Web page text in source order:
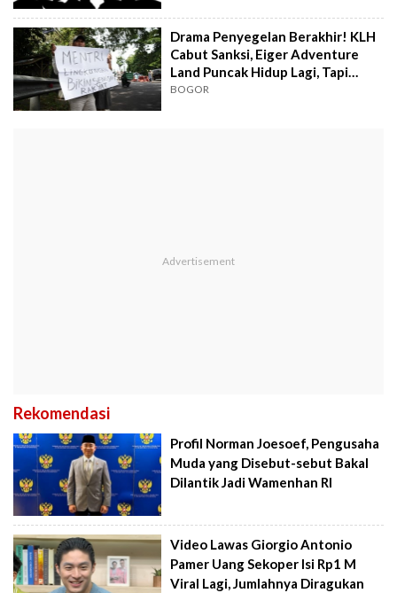
Drama Penyegelan Berakhir! KLH
Cabut Sanksi, Eiger Adventure
Land Puncak Hidup Lagi, Tapi
Ada...
BOGOR
Rekomendasi
Profil Norman Joesoef, Pengusaha
Muda yang Disebut-sebut Bakal
Dilantik Jadi Wamenhan RI
Video Lawas Giorgio Antonio
Pamer Uang Sekoper Isi Rp1 M
Viral Lagi, Jumlahnya Diragukan